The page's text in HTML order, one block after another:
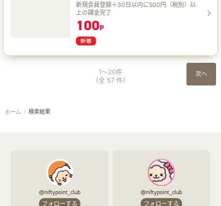
新規会員登録＋30日以内に500円（税別）以
上の課金完了
100P
次へ
1～20件
（全 57 件）
ホーム 検索結果
@niftypoint_club
フォローする
@niftypoint_club
フォローする